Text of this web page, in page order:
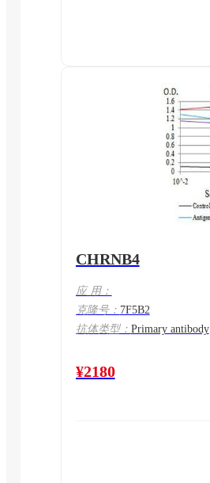
CHRNB4
应 用：
克隆号： 7F5B2
抗体类型： Primary antibody
¥2180